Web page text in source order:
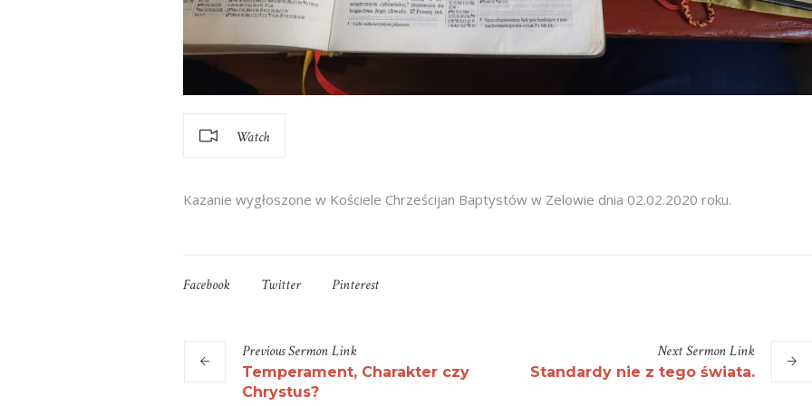
Watch
Kazanie wygłoszone w Kościele Chrześcijan Baptystów w Zelowie dnia 02.02.2020 roku.
Facebook Twitter Pinterest
PreviousSermonLink
Temperament, Charakter czy
Chrystus?
NextSermonLink
Standardy nie z tego świata.